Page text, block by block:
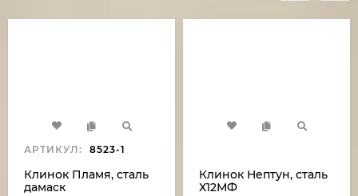
АРТИКУЛ: 8523-1
Клинок Пламя, сталь
дамаск
Клинок Нептун, сталь
Х12МФ